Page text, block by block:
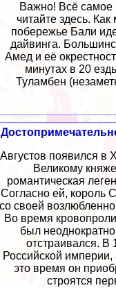
Важно! Всё самое
читайте здесь.
побережье Бали
дайвинга.
Амед и её
минутах в 20
Туламбен
Августов появился в
Великому
романтическая
Согласно ей, король
со своей
Во время
был
отстраивался. В
Российской
это время он
строятся